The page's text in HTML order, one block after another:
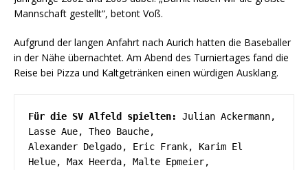
Mannschaft gestellt“, betont Voß.
Aufgrund der langen Anfahrt nach Aurich hatten die Baseballer
in der Nähe übernachtet. Am Abend des Turniertages fand die
Reise bei Pizza und Kaltgetränken einen würdigen Ausklang.
Für die SV Alfeld spielten:
Julian Ackermann,
Lasse Aue, Theo Bauche,
Alexander Delgado, Eric Frank, Karim El
Helue, Max Heerda, Malte Epmeier,